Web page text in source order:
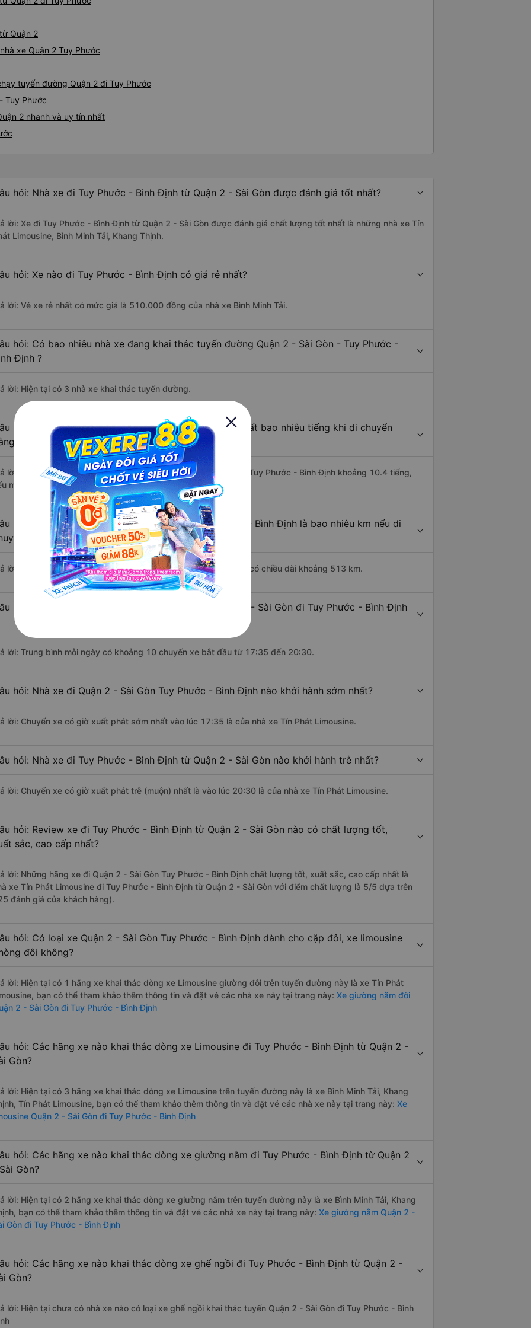
Quận 2
xe Quận 2 Tuy Phước
tuyến đường Quận 2 đi Tuy Phước
Tuy Phước
2 nhanh và uy tín nhất
hỏi: Nhà xe đi Tuy Phước - Bình Định từ Quận 2 - Sài Gòn được đánh giá tốt nhất?
lời: Xe đi Tuy Phước - Bình Định từ Quận 2 - Sài Gòn được đánh giá chất lượng tốt nhất là những nhà xe Tín
Limousine, Bình Minh Tải, Khang Thịnh.
hỏi: Xe nào đi Tuy Phước - Bình Định có giá rẻ nhất?
lời: Vé xe rẻ nhất có mức giá là 510.000 đồng của nhà xe Bình Minh Tải.
hỏi: Có bao nhiêu nhà xe đang khai thác tuyến đường Quận 2 - Sài Gòn - Tuy Phước -
Định ?
lời: Hiện tại có 3 nhà xe khai thác tuyến đường.
hỏi: Từ Quận 2 - Sài Gòn đi Tuy Phước - Bình Định mất bao nhiêu tiếng khi di chuyển
xe khách?
lời: Thời gian di chuyển bằng xe khách từ Quận 2 - Sài Gòn đi Tuy Phước - Bình Định khoảng 10.4 tiếng,
mật độ giao thông thuận lợi.
hỏi: Khoảng cách từ Quận 2 - Sài Gòn đi Tuy Phước - Bình Định là bao nhiêu km nếu di
bằng xe khách?
lời: Đoạn đường đi Tuy Phước - Bình Định từ Quận 2 - Sài Gòn có chiều dài khoảng 513 km.
hỏi: Mỗi ngày có bao nhiêu chuyến xe khách Quận 2 - Sài Gòn đi Tuy Phước - Bình Định
lời: Trung bình mỗi ngày có khoảng 10 chuyến xe bắt đầu từ 17:35 đến 20:30.
hỏi: Nhà xe đi Quận 2 - Sài Gòn Tuy Phước - Bình Định nào khởi hành sớm nhất?
lời: Chuyến xe có giờ xuất phát sớm nhất vào lúc 17:35 là của nhà xe Tín Phát Limousine.
hỏi: Nhà xe đi Tuy Phước - Bình Định từ Quận 2 - Sài Gòn nào khởi hành trễ nhất?
lời: Chuyến xe có giờ xuất phát trễ (muộn) nhất là vào lúc 20:30 là của nhà xe Tín Phát Limousine.
hỏi: Review xe đi Tuy Phước - Bình Định từ Quận 2 - Sài Gòn nào có chất lượng tốt,
sắc, cao cấp nhất?
lời: Những hãng xe đi Quận 2 - Sài Gòn Tuy Phước - Bình Định chất lượng tốt, xuất sắc, cao cấp nhất là
xe Tín Phát Limousine đi Tuy Phước - Bình Định từ Quận 2 - Sài Gòn với điểm chất lượng là 5/5 dựa trên
đánh giá của khách hàng).
hỏi: Có loại xe Quận 2 - Sài Gòn Tuy Phước - Bình Định dành cho cặp đôi, xe limousine
đôi không?
lời: Hiện tại có 1 hãng xe khai thác dòng xe Limousine giường đôi trên tuyến đường này là xe Tín Phát
bạn có thể tham khảo thêm thông tin và đặt vé các nhà xe này tại trang này: Xe giường nằm đôi
2 - Sài Gòn đi Tuy Phước - Bình Định
hỏi: Các hãng xe nào khai thác dòng xe Limousine đi Tuy Phước - Bình Định từ Quận 2 -
Gòn?
lời: Hiện tại có 3 hãng xe khai thác dòng xe Limousine trên tuyến đường này là xe Bình Minh Tải, Khang
Tín Phát Limousine, bạn có thể tham khảo thêm thông tin và đặt vé các nhà xe này tại trang này: Xe
Quận 2 - Sài Gòn đi Tuy Phước - Bình Định
hỏi: Các hãng xe nào khai thác dòng xe giường nằm đi Tuy Phước - Bình Định từ Quận 2
Gòn?
lời: Hiện tại có 2 hãng xe khai thác dòng xe giường nằm trên tuyến đường này là xe Bình Minh Tải, Khang
bạn có thể tham khảo thêm thông tin và đặt vé các nhà xe này tại trang này: Xe giường nằm Quận 2 -
Gòn đi Tuy Phước - Bình Định
hỏi: Các hãng xe nào khai thác dòng xe ghế ngồi đi Tuy Phước - Bình Định từ Quận 2 -
Gòn?
lời: Hiện tại chưa có nhà xe nào có loại xe ghế ngồi khai thác tuyến Quận 2 - Sài Gòn đi Tuy Phước - Bình